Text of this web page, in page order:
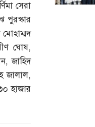
সেরা
পুরস্কার
ঘোষ,
,জাহিদ
জালাল,
হাজার